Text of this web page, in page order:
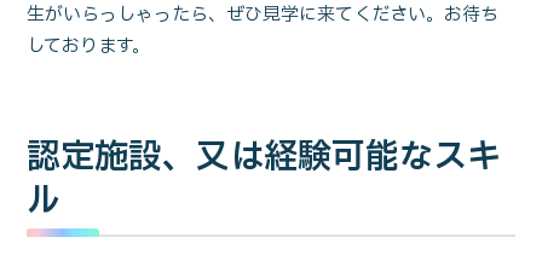
生がいらっしゃったら、ぜひ見学に来てください。お待ち
しております。
認定施設、又は経験可能なスキ
ル